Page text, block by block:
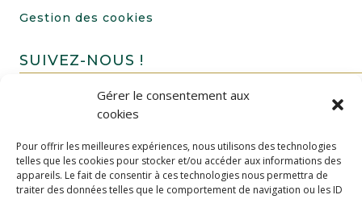
Gérer le consentement aux
cookies
Pour offrir les meilleures expériences, nous utilisons des technologies
telles que les cookies pour stocker et/ou accéder aux informations des
appareils. Le fait de consentir à ces technologies nous permettra de
traiter des données telles que le comportement de navigation ou les ID
Gestion des cookies
SUIVEZ-NOUS !